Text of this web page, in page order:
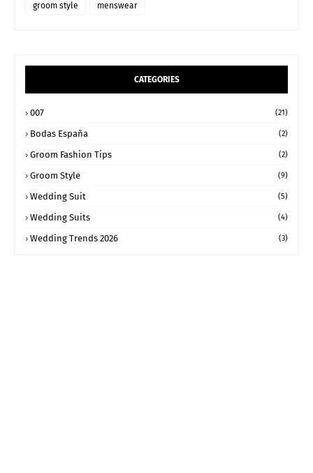
groom style menswear
CATEGORIES
007 (21)
Bodas España (2)
Groom Fashion Tips (2)
Groom Style (9)
Wedding Suit (5)
Wedding Suits (4)
Wedding Trends 2026 (3)